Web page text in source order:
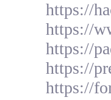
https://
https://
https://
https://
https://